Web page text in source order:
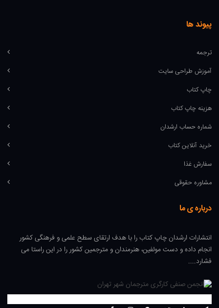
پیوند ها
ترجمه
آموزش طراحی سایت
چاپ کتاب
هزینه چاپ کتاب
شماره حساب ارشدان
خرید آنلاین کتاب
سفارش غذا
مشاوره حقوقی
درباره ی ما
انتشارات ارشدان چاپ کتاب را با هدف ارتقای سطح علمی و فرهنگی کشور
انجام داده و دست مولفین، هنرمندان و مترجمین کشور را در این راستا می
فشارد....